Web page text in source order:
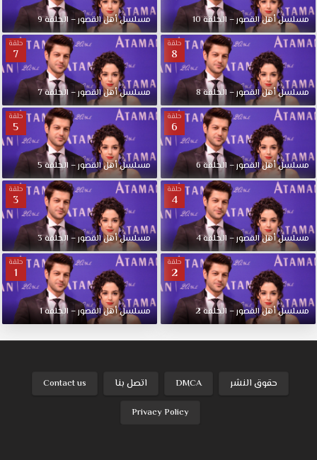
مسلسل أهل القصور – الحلقة 10 مسلسل أهل القصور – الحلقة 9
حلقة
8
مسلسل أهل القصور – الحلقة 8
حلقة
7
مسلسل أهل القصور – الحلقة 7
حلقة
6
مسلسل أهل القصور – الحلقة 6
حلقة
5
مسلسل أهل القصور – الحلقة 5
حلقة
4
مسلسل أهل القصور – الحلقة 4
حلقة
3
مسلسل أهل القصور – الحلقة 3
حلقة
2
مسلسل أهل القصور – الحلقة 2
حلقة
1
مسلسل أهل القصور – الحلقة 1
حقوق النشر DMCA اتصل بنا Contact us
Privacy Policy